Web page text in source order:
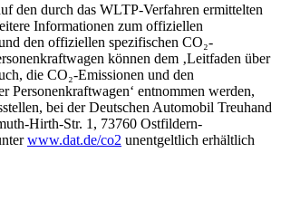
den durch das WLTP-Verfahren ermittelten
Informationen zum offiziellen
den offiziellen spezifischen CO₂-
können dem ‚Leitfaden über
die CO₂-Emissionen und den
Personenkraftwagen‘ entnommen werden,
bei der Deutschen Automobil Treuhand
Hirth-Str. 1, 73760 Ostfildern-
www.dat.de/co2 unentgeltlich erhältlich